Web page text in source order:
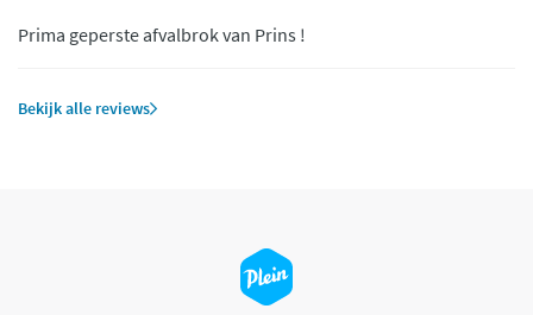
Prima geperste afvalbrok van Prins !
Bekijk alle reviews